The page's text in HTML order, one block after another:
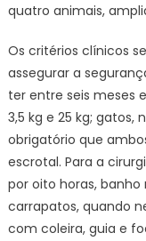
quatro animais,
Os critérios clínicos
assegurar a
ter entre seis meses
3,5 kg e 25 kg; gatos,
obrigatório que
escrotal. Para a
por oito horas,
carrapatos, quando
com coleira, guia e